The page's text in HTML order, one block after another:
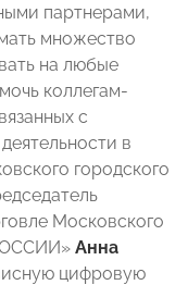
партнерами,
множество
на любые
коллегам-
с
в
городского
Московского
Анна
цифровую